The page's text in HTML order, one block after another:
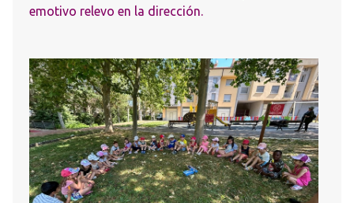
emotivo relevo en la dirección.